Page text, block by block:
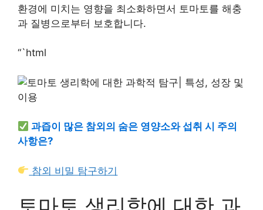
환경에 미치는 영향을 최소화하면서 토마토를 해충
과 질병으로부터 보호합니다.
“`html
과즙이 많은 참외의 숨은 영양소와 섭취 시 주의
사항은?
참외 비밀 탐구하기